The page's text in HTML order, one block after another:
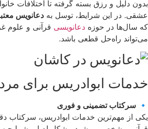
بدون دلیل و رزق بسته گرفته تا اختلافات
عشقی. در این شرایط، توسل به دعانویس
که سال‌ها در حوزه دعانویسی قرآنی و علوم
می‌تواند راه‌حل قطعی باشد.
خدمات ابوادریس برای
🔹 سرکتاب تضمینی و فوری
یکی از مهم‌ترین خدمات ابوادریس، سرکتاب